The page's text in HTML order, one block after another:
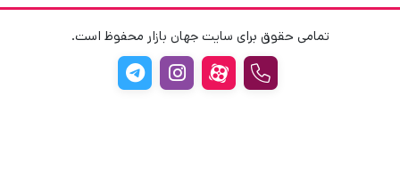
تمامی حقوق برای سایت جهان بازار محفوظ است.